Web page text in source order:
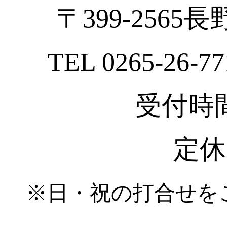
〒399-2565長
TEL 0265-26-
受付時
定
※日・祝の打合せを